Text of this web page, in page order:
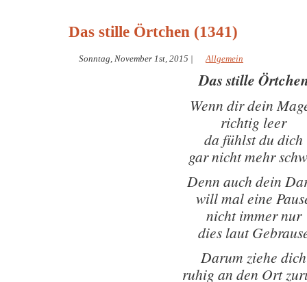
Das stille Örtchen (1341)
Sonntag, November 1st, 2015 | Allgemein
Das stille
Wenn dir dein
richtig leer
da fühlst du dich
gar nicht mehr
Denn auch dein
will mal eine
nicht immer nur
dies laut
Darum ziehe dich
ruhig an den Ort